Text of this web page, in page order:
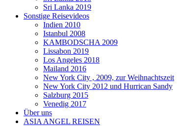
Sri Lanka 2019
Sonstige Reisevideos
Indien 2010
Istanbul 2008
KAMBODSCHA 2009
Lissabon 2019
Los Angeles 2018
Mailand 2016
New York City , 2009, zur Weihnachtszeit
New York City 2012 und Hurrican Sandy
Salzburg 2015
Venedig 2017
Über uns
ASIA ANGEL REISEN